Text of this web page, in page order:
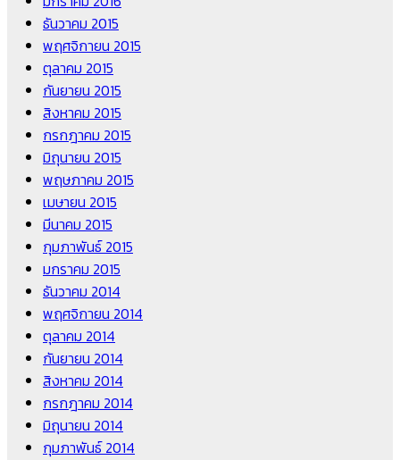
ธันวาคม 2015
พฤศจิกายน 2015
ตุลาคม 2015
กันยายน 2015
สิงหาคม 2015
กรกฎาคม 2015
มิถุนายน 2015
พฤษภาคม 2015
เมษายน 2015
มีนาคม 2015
กุมภาพันธ์ 2015
มกราคม 2015
ธันวาคม 2014
พฤศจิกายน 2014
ตุลาคม 2014
กันยายน 2014
สิงหาคม 2014
กรกฎาคม 2014
มิถุนายน 2014
กุมภาพันธ์ 2014